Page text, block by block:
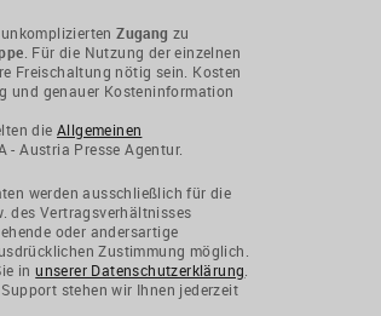
Zugang zu
. Für die Nutzung der einzelnen
Freischaltung nötig sein. Kosten
und genauer Kosteninformation
dieAllgemeinen
- Austria Presse Agentur.
werden ausschließlich für die
des Vertragsverhältnisses
oder andersartige
Zustimmung möglich.
inunserer Datenschutzerklärung
stehen wir Ihnen jederzeit